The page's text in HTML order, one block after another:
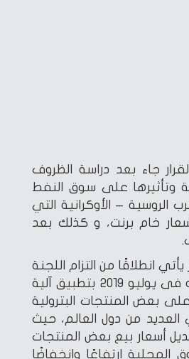
جاء بعد دراسة الظروف
وتأثيرها على سوق النفط
الروسية – الأوكرانية التي
خام برنت، و كذلك بعد
يأتي انطلاقًا من التزام اللجنة
بما تم الإعلان عنه فى يوليو 2019 بتطبيق آلية
على بعض المنتجات البترولية
من دول العالم، حيث
أسعار بيع بعض المنتجات
المحلية ارتفاعًا وانخفاضًا